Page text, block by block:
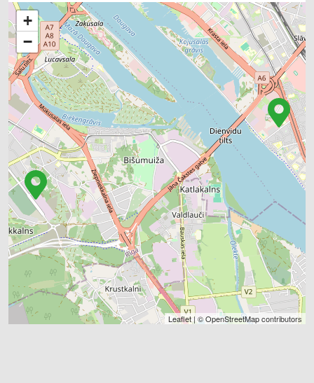
+
−
Leaflet| ©OpenStreetMapcontributors